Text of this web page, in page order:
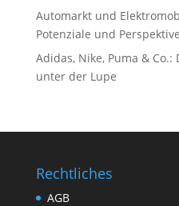
Automarkt und
Potenziale und
Adidas, Nike, Puma &
unter der Lupe
Rechtliches
AGB